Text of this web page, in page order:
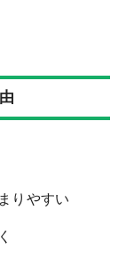
りやすい